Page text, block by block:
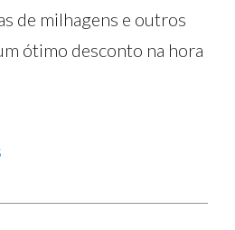
de milhagens e outros
ótimo desconto na hora